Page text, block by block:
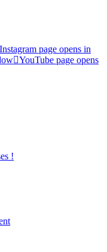
Instagram page opens in
YouTube page opens
!